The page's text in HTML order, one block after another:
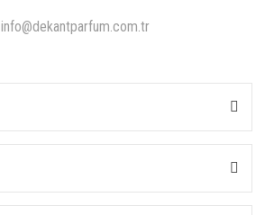
info@dekantparfum.com.tr